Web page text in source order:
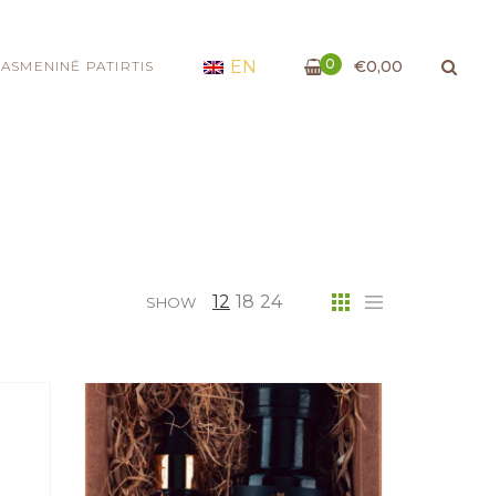
ASMENINĖ PATIRTIS EN 0 €0,00
SHOW 12 18 24